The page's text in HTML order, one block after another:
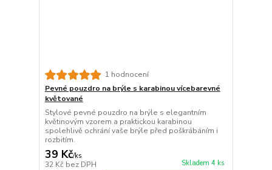
1 hodnocení
Pevné pouzdro na brýle s karabinou vícebarevné
květované
Stylové pevné pouzdro na brýle s elegantním
květinovým vzorem a praktickou karabinou
spolehlivě ochrání vaše brýle před poškrábáním i
rozbitím.
39 Kč/ks
32 Kč bez DPH Skladem 4 ks